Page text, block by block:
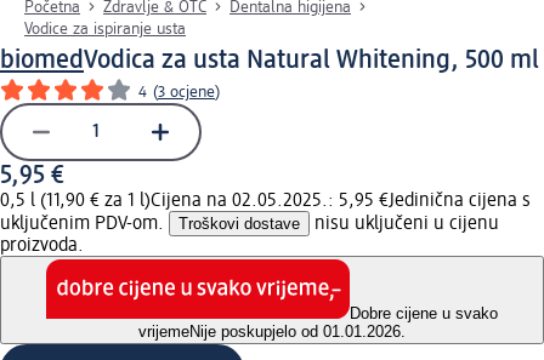
Početna Zdravlje & OTC
Dentalna higijena
Vodice za ispiranje usta
biomedVodica za usta Natural Whitening, 500 ml
4 (3 ocjene)
5,95 €
0,5 l (11,90 € za 1 l)Cijena na 02.05.2025.: 5,95 €Jedinična cijena s
uključenim PDV-om.
Troškovi dostave
nisu uključeni u cijenu
proizvoda.
Dobre cijene u svako
vrijemeNije poskupjelo od 01.01.2026.